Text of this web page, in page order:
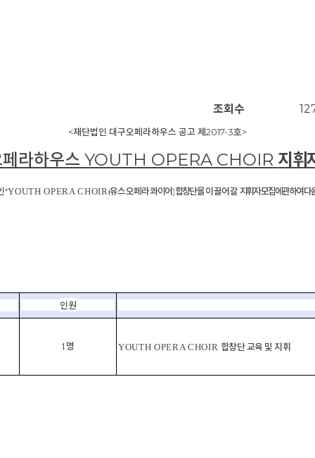
조회수
<재단법인 대구오페라하우스 공고 제2017-3호>
페라하우스 YOUTH OPERA CHOIR 지휘
‘YOUTH OPERA CHOIR(유스 오페라 콰이어)’합창단을 이끌어갈지휘자 모집에 관하여 다
인원
1명 YOUTH OPERA CHOIR 합창단 교육 및 지휘